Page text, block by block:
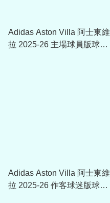
Adidas Aston Villa 阿士東維
拉 2025-26 主場球員版球衣
Adidas Aston Villa 阿士東維
拉 2025-26 作客球迷版球衣